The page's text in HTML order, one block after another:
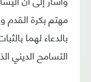
مهتم بكرة القدم
بالدعاء لهما
التسامح الديني